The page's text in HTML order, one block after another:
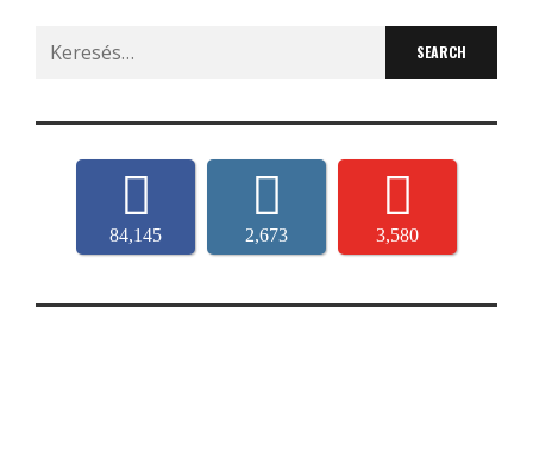
Search
for:
84,145 2,673 3,580